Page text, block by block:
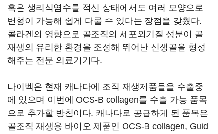
혹은 생리식염수를 적신 상태에서도 여러 모양으로
변형이 가능해 쉽게 다룰 수 있다는 장점을 갖췄다.
콜라겐의 영향으로 골조직의 세포외기질 성분이 골
재생의 유리한 환경을 조성해 뛰어난 신생골을 형성
해주는 전문 의료기기다.
나이벡은 현재 캐나다에 조직 재생제품들을 수출중
에 있으며 이번에 OCS-B collagen를 수출 가능 품목
으로 추가할 방침이다. 캐나다로 공급하게 된 품목은
골조직 재생용 바이오 제품인 OCS-B collagen, Guid